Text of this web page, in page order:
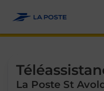
La Poste St